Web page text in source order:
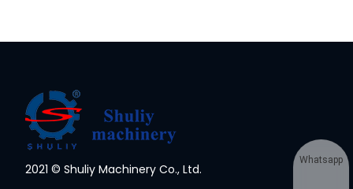
2021 © Shuliy Machinery Co., Ltd.
Whatsapp